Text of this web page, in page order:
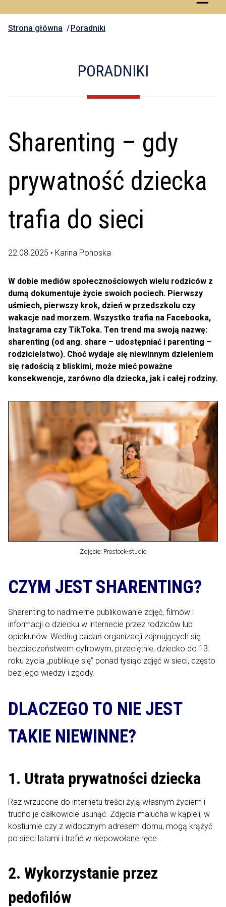
Strona główna Poradniki
PORADNIKI
Sharenting – gdy
prywatność dziecka
trafia do sieci
22.08.2025 • Karina Pohoska
W dobie mediów społecznościowych wielu rodziców z
dumą dokumentuje życie swoich pociech. Pierwszy
uśmiech, pierwszy krok, dzień w przedszkolu czy
wakacje nad morzem. Wszystko trafia na Facebooka,
Instagrama czy TikToka. Ten trend ma swoją nazwę:
sharenting (od ang. share – udostępniać i parenting –
rodzicielstwo). Choć wydaje się niewinnym dzieleniem
się radością z bliskimi, może mieć poważne
konsekwencje, zarówno dla dziecka, jak i całej rodziny.
Zdjęcie: Prostock-studio
CZYM JEST SHARENTING?
Sharenting to nadmierne publikowanie zdjęć, filmów i
informacji o dziecku w internecie przez rodziców lub
opiekunów. Według badań organizacji zajmujących się
bezpieczeństwem cyfrowym, przeciętnie, dziecko do 13.
roku życia „publikuje się” ponad tysiąc zdjęć w sieci, często
bez jego wiedzy i zgody.
DLACZEGO TO NIE JEST
TAKIE NIEWINNE?
1. Utrata prywatności dziecka
Raz wrzucone do internetu treści żyją własnym życiem i
trudno je całkowicie usunąć. Zdjęcia malucha w kąpieli, w
kostiumie czy z widocznym adresem domu, mogą krążyć
po sieci latami i trafić w niepowołane ręce.
2. Wykorzystanie przez
pedofilów